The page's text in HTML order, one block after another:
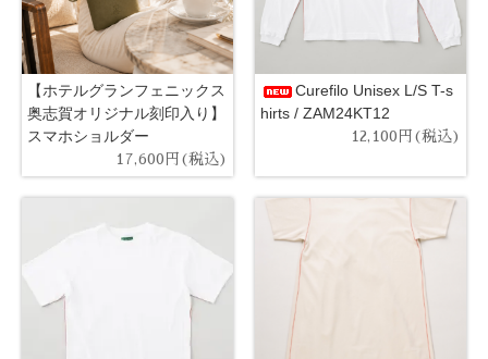
【ホテルグランフェニックス
奥志賀オリジナル刻印入り】
スマホショルダー
17,600円(税込)
Curefilo Unisex L/S T-s
hirts / ZAM24KT12
12,100円(税込)